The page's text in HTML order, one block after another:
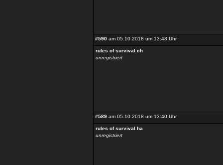
#590 am 05.10.2018 um 13:48 Uhr
rules of survival ch
unregistriert
#589 am 05.10.2018 um 13:40 Uhr
rules of survival ha
unregistriert